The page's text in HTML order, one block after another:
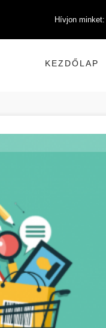
Hívjon
KEZDŐLAP